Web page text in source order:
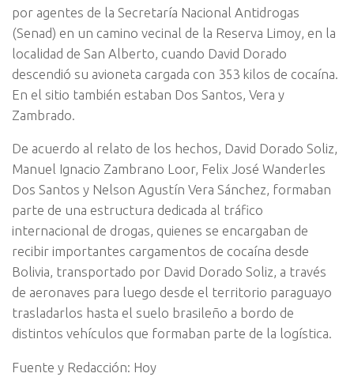
por agentes de la Secretaría Nacional Antidrogas
(Senad) en un camino vecinal de la Reserva Limoy, en la
localidad de San Alberto, cuando David Dorado
descendió su avioneta cargada con 353 kilos de cocaína.
En el sitio también estaban Dos Santos, Vera y
Zambrado.
De acuerdo al relato de los hechos, David Dorado Soliz,
Manuel Ignacio Zambrano Loor, Felix José Wanderles
Dos Santos y Nelson Agustín Vera Sánchez, formaban
parte de una estructura dedicada al tráfico
internacional de drogas, quienes se encargaban de
recibir importantes cargamentos de cocaína desde
Bolivia, transportado por David Dorado Soliz, a través
de aeronaves para luego desde el territorio paraguayo
trasladarlos hasta el suelo brasileño a bordo de
distintos vehículos que formaban parte de la logística.
Fuente y Redacción: Hoy